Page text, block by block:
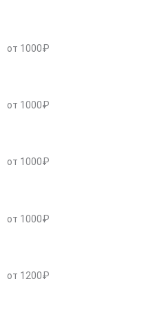
от 1000₽
от 1000₽
от 1000₽
от 1000₽
от 1200₽